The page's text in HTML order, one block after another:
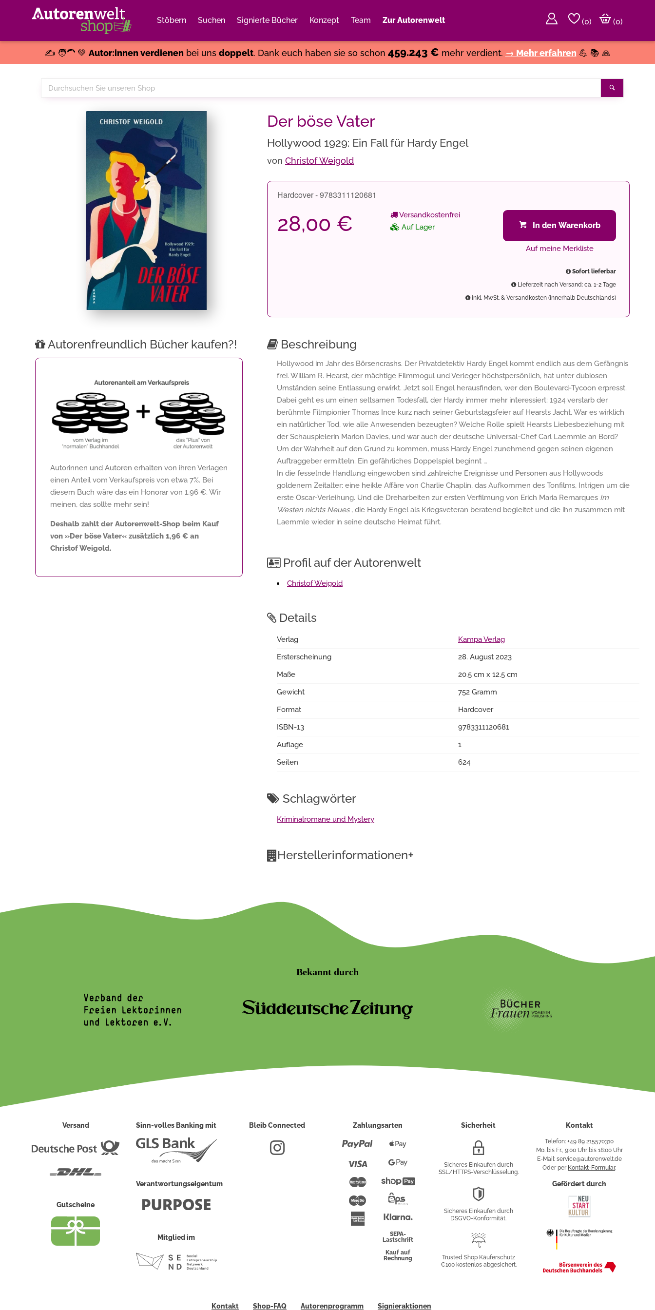
Stöbern Suchen Signierte Bücher Konzept Team Zur Autorenwelt (0)
(0)
✍️ 🧑‍🦱 💚 Autor:innen verdienenbei uns doppelt. Dank euch haben sie so schon 459.243 € mehr verdient. → Mehr erfahren 💪 📚 🙏
Durchsuchen
Sie
Der böse Vater
Hollywood 1929: Ein Fall für Hardy Engel
von Christof Weigold
Hardcover - 9783311120681
28,00 €
Versandkostenfrei
Auf Lager
In den Warenkorb
Auf meine Merkliste
Sofort lieferbar
Lieferzeit nach Versand: ca. 1-2 Tage
inkl. MwSt. & Versandkosten (innerhalb Deutschlands)
Autorenfreundlich Bücher kaufen?!
Autorinnen und Autoren erhalten von ihren Verlagen
einen Anteil vom Verkaufspreis von etwa 7%. Bei
diesem Buch wäre das ein Honorar von 1,96 €. Wir
meinen, das sollte mehr sein!
Deshalb zahlt der Autorenwelt-Shop beim Kauf
von »Der böse Vater« zusätzlich 1,96 € an
Christof Weigold.
Beschreibung
Hollywood im Jahr des Börsencrashs. Der Privatdetektiv Hardy Engel kommt endlich aus dem Gefängnis
frei. William R. Hearst, der mächtige Filmmogul und Verleger höchstpersönlich, hat unter dubiosen
Umständen seine Entlassung erwirkt. Jetzt soll Engel herausfinden, wer den Boulevard-Tycoon erpresst.
Dabei geht es um einen seltsamen Todesfall, der Hardy immer mehr interessiert: 1924 verstarb der
berühmte Filmpionier Thomas Ince kurz nach seiner Geburtstagsfeier auf Hearsts Jacht. War es wirklich
ein natürlicher Tod, wie alle Anwesenden bezeugten? Welche Rolle spielt Hearsts Liebesbeziehung mit
der Schauspielerin Marion Davies, und war auch der deutsche Universal-Chef Carl Laemmle an Bord?
Um der Wahrheit auf den Grund zu kommen, muss Hardy Engel zunehmend gegen seinen eigenen
Auftraggeber ermitteln. Ein gefährliches Doppelspiel beginnt …
In die fesselnde Handlung eingewoben sind zahlreiche Ereignisse und Personen aus Hollywoods
goldenem Zeitalter: eine heikle Affäre von Charlie Chaplin, das Aufkommen des Tonfilms, Intrigen um die
erste Oscar-Verleihung. Und die Dreharbeiten zur ersten Verfilmung von Erich Maria Remarques Im
Westen nichts Neues, die Hardy Engel als Kriegsveteran beratend begleitet und die ihn zusammen mit
Laemmle wieder in seine deutsche Heimat führt.
Profil auf der Autorenwelt
Christof Weigold
Details
Verlag
Kampa Verlag
Ersterscheinung
28. August 2023
Maße
20.5 cm x 12.5 cm
Gewicht
752 Gramm
Format
Hardcover
ISBN-13
9783311120681
Auflage
1
Seiten
624
Schlagwörter
Kriminalromane und Mystery
Herstellerinformationen+
Bekannt durch
Versand
Deutsche
Gutscheine
Sinn-volles Banking mit
Verantwortungseigentum
Mitglied im
Bleib Connected Zahlungsarten
Paypal
Mastercard
Maestro
American
Express
Pay
PayShopify
Überweisung
SEPA-
Lastschrift
Kauf auf
Rechnung
Sicherheit
Verschlüsselung
Sicheres Einkaufen durch
SSL/HTTPS-Verschlüsselung.
Sicheres Einkaufen durch
DSGVO-Konformität.
Käuferschutz
Trusted Shop Käuferschutz
€100 kostenlos abgesichert.
Kontakt
Telefon: +49 89 215570310
Mo. bis Fr., 9:00 Uhr bis 18:00 Uhr
E-Mail: service@autorenwelt.de
Oder per Kontakt-Formular.
Gefördert durch
Kontakt Shop-FAQ Autorenprogramm Signieraktionen